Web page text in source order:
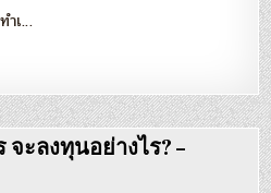
า
ำเ…
ะลงทุนอย่างไร? –